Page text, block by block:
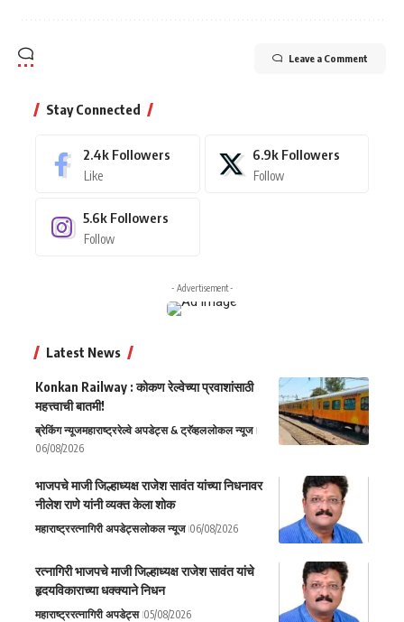
Leave a Comment
Stay Connected
2.4k Followers
Like
6.9k Followers
Follow
5.6k Followers
Follow
- Advertisement -
Latest News
Konkan Railway : कोकण रेल्वेच्या प्रवाशांसाठी
महत्त्वाची बातमी!
ब्रेकिंग न्यूजमहाराष्ट्ररेल्वे अपडेट्स & ट्रॅव्हललोकल न्यूज
06/08/2026
भाजपचे माजी जिल्हाध्यक्ष राजेश सावंत यांच्या निधनावर
नीलेश राणे यांनी व्यक्त केला शोक
महाराष्ट्ररत्नागिरी अपडेट्सलोकल न्यूज 06/08/2026
रत्नागिरी भाजपचे माजी जिल्हाध्यक्ष राजेश सावंत यांचे
हृदयविकाराच्या धक्क्याने निधन
महाराष्ट्ररत्नागिरी अपडेट्स 05/08/2026